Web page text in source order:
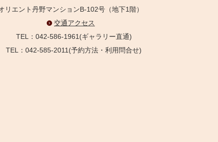
リエント丹野マンションB-102号（地下1階）
交通アクセス
TEL：042-586-1961(ギャラリー直通)
：042-585-2011(予約方法・利用問合せ)